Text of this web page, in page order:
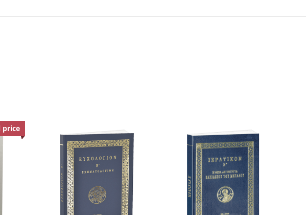
Offer
price